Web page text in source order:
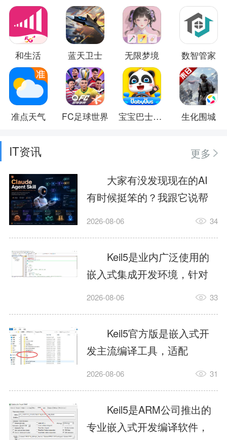
和生活 蓝天卫士 无限梦境 数智管家
准点天气 FC足球世界 宝宝巴士大全 生化围城
IT资讯
更多
大家有没发现现在的AI
有时候挺笨的？我跟它说帮
我订个明天早上的闹钟，它
这样？因为AI，就是个只会
耍嘴皮子的书呆子。它脑子
里有海量知识，但没有真正
激发出来实力。而
AgentSkill，就是给AI大脑装
上的一双机械手，它真的能
解决很多问题。1什么是
AgentSkillSkill指...
2026-08-06 34
Keil5是业内广泛使用的
嵌入式集成开发环境，针对
ARM、51内核单片机提供编
力，代码编译稳定，调试工
具成熟，大量开源项目基于
该平台开发。新项目需要单
独下载对应芯片支持包，新
手配置难度较高，正版商业
授权费用不菲，未授权版本
存在程序容量限制，适合硬
2026-08-06 33
Keil5官方版是嵌入式开
发主流编译工具，适配
STM32、51单片机等多款芯
在线调试、代码仿真，兼容
众多厂商芯片安装包。软件
需要手动添加器件库，初次
2026-08-06 31
Keil5是ARM公司推出的
专业嵌入式开发编译软件，